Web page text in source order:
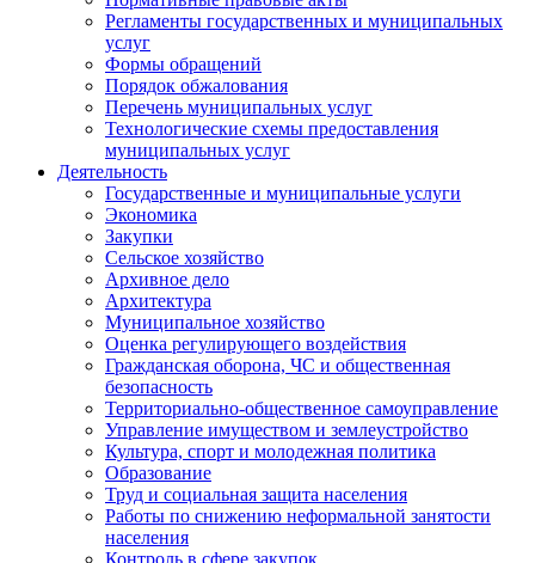
Регламенты государственных и муниципальных
услуг
Формы обращений
Порядок обжалования
Перечень муниципальных услуг
Технологические схемы предоставления
муниципальных услуг
Деятельность
Государственные и муниципальные услуги
Экономика
Закупки
Сельское хозяйство
Архивное дело
Архитектура
Муниципальное хозяйство
Оценка регулирующего воздействия
Гражданская оборона, ЧС и общественная
безопасность
Территориально-общественное самоуправление
Управление имуществом и землеустройство
Культура, спорт и молодежная политика
Образование
Труд и социальная защита населения
Работы по снижению неформальной занятости
населения